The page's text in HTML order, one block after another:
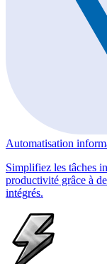
Automatisation
Simplifiez les tâches
productivité grâce à
intégrés.